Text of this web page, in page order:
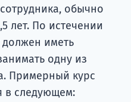
обычно
лет. По истечении
должен иметь
одну из
Примерный курс
в следующем: